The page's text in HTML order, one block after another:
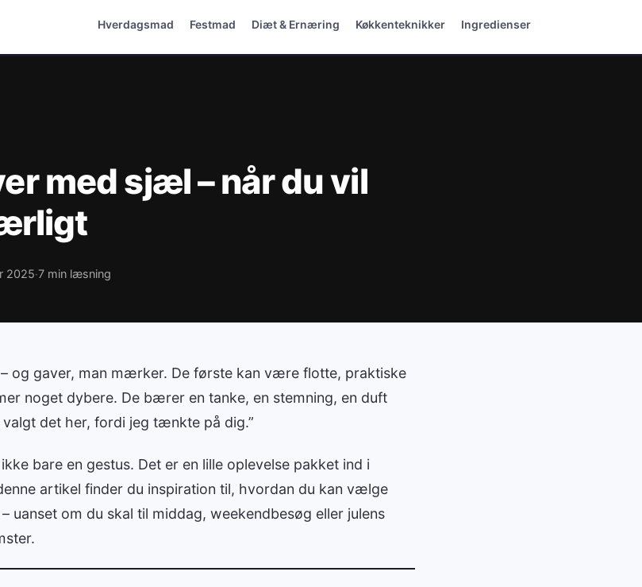
Hverdagsmad Festmad Diæt & Ernæring Køkkenteknikker Ingredienser
med sjæl – når du vil
2025·7 min læsning
og gaver, man mærker. De første kan være flotte, praktiske
noget dybere. De bærer en tanke, en stemning, en duft
valgt det her, fordi jeg tænkte på dig.”
bare en gestus. Det er en lille oplevelse pakket ind i
artikel finder du inspiration til, hvordan du kan vælge
uanset om du skal til middag, weekendbesøg eller julens